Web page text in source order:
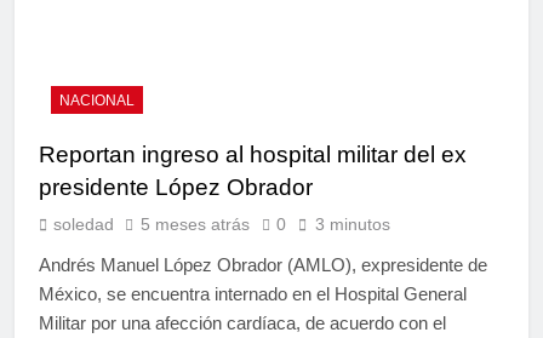
NACIONAL
Reportan ingreso al hospital militar del ex
presidente López Obrador
soledad 5 meses atrás 0 3 minutos
Andrés Manuel López Obrador (AMLO), expresidente de
México, se encuentra internado en el Hospital General
Militar por una afección cardíaca, de acuerdo con el